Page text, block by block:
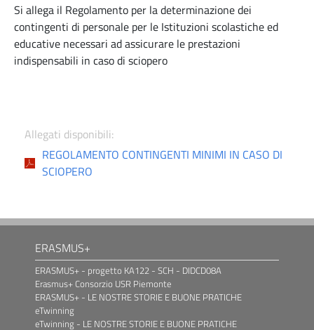
Si allega il Regolamento per la determinazione dei
contingenti di personale per le Istituzioni scolastiche ed
educative necessari ad assicurare le prestazioni
indispensabili in caso di sciopero
Allegati disponibili:
REGOLAMENTO CONTINGENTI MINIMI IN CASO DI
SCIOPERO
ERASMUS+
ERASMUS+ - progetto KA122 - SCH - DIDCD08A
Erasmus+ Consorzio USR Piemonte
ERASMUS+ - LE NOSTRE STORIE E BUONE PRATICHE
eTwinning
eTwinning - LE NOSTRE STORIE E BUONE PRATICHE